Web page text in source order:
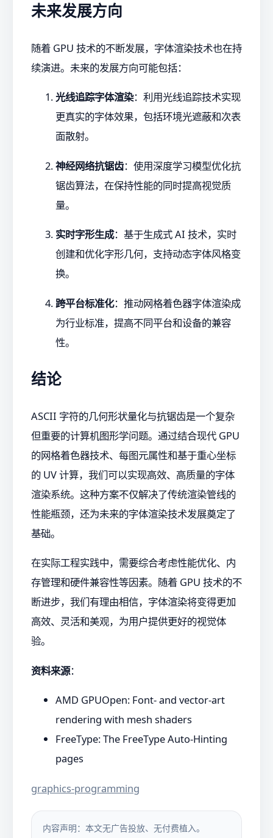
未来发展方向
随着 GPU 技术的不断发展，字体渲染技术也在持
续演进。未来的发展方向可能包括：
光线追踪字体渲染：利用光线追踪技术实现
更真实的字体效果，包括环境光遮蔽和次表
面散射。
神经网络抗锯齿：使用深度学习模型优化抗
锯齿算法，在保持性能的同时提高视觉质
量。
实时字形生成：基于生成式 AI 技术，实时
创建和优化字形几何，支持动态字体风格变
换。
跨平台标准化：推动网格着色器字体渲染成
为行业标准，提高不同平台和设备的兼容
性。
结论
ASCII 字符的几何形状量化与抗锯齿是一个复杂
但重要的计算机图形学问题。通过结合现代 GPU
的网格着色器技术、每图元属性和基于重心坐标
的 UV 计算，我们可以实现高效、高质量的字体
渲染系统。这种方案不仅解决了传统渲染管线的
性能瓶颈，还为未来的字体渲染技术发展奠定了
基础。
在实际工程实践中，需要综合考虑性能优化、内
存管理和硬件兼容性等因素。随着 GPU 技术的不
断进步，我们有理由相信，字体渲染将变得更加
高效、灵活和美观，为用户提供更好的视觉体
验。
资料来源：
AMD GPUOpen: Font- and vector-art
rendering with mesh shaders
FreeType: The FreeType Auto-Hinting
pages
graphics-programming
内容声明：本文无广告投放、无付费植入。